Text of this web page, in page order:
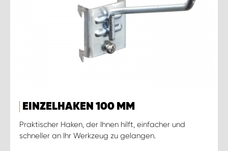
EINZELHAKEN 100 MM
Praktischer Haken, der Ihnen hilft, einfacher und
schneller an Ihr Werkzeug zu gelangen.